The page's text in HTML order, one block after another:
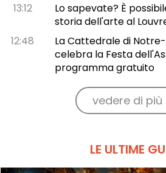
13:12
Lo sapevate? È
storia dell'arte al
12:48
La Cattedrale di
celebra la Festa
programma gratuito
vedere di più
LE ULTIME